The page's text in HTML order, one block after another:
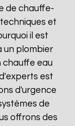
de chauffe-
et
il est
un plombier
chauffe eau
est
d'urgence
de
offrons des